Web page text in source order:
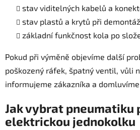
stav viditelných kabelů a
stav plastů a krytů při
základní funkčnost kola po
Pokud při výměně objevíme další
poškozený ráfek, špatný ventil, vůli
informujeme zákazníka a
Jak vybrat pneumatiku
elektrickou jednokolku